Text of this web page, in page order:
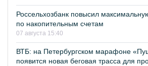
Россельхозбанк повысил
по накопительным счетам
07 августа 15:40
ВТБ: на Петербургском марафоне
появится новая беговая трасса для